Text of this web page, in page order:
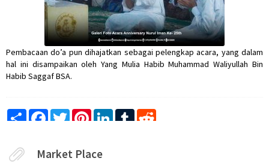
Pembacaan do’a pun dihajatkan sebagai pelengkap acara, yang dalam
hal ini disampaikan oleh Yang Mulia Habib Muhammad Waliyullah Bin
Habib Saggaf BSA.
Share FacebookTwitterPinterestLinkedInTumblr
Market Place